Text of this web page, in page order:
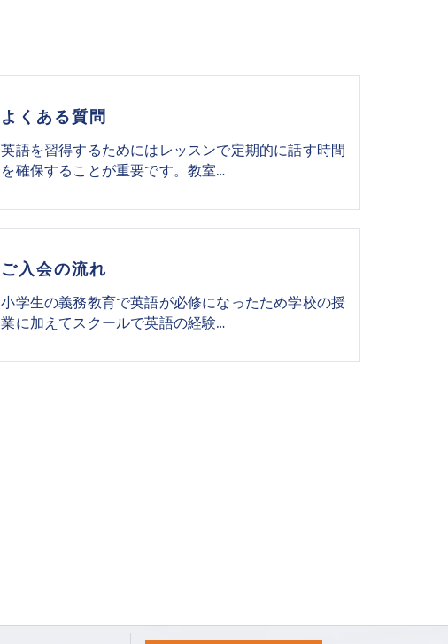
よくある質問
英語を習得するためにはレッスンで定期的に話す時間
を確保することが重要です。教室…
ご入会の流れ
小学生の義務教育で英語が必修になったため学校の授
業に加えてスクールで英語の経験…